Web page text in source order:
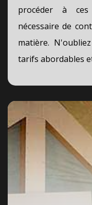
procéder à
nécessaire de
matière.
tarifs abordables